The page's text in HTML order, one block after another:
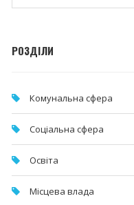
РОЗДІЛИ
Комунальна cфера
Соціальна сфера
Освіта
Місцева влада